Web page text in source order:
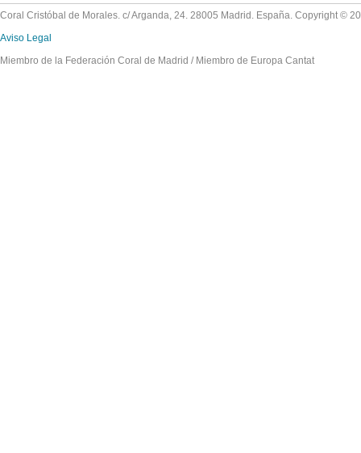
Coral Cristóbal de Morales. c/ Arganda, 24. 28005 Madrid. España. Copyright ©
Aviso Legal
Miembro de la Federación Coral de Madrid / Miembro de Europa Cantat